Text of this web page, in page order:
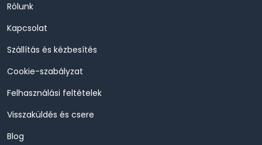
Rólunk
Kapcsolat
Szállítás és kézbesítés
Cookie-szabályzat
Felhasználási feltételek
Visszaküldés és csere
Blog